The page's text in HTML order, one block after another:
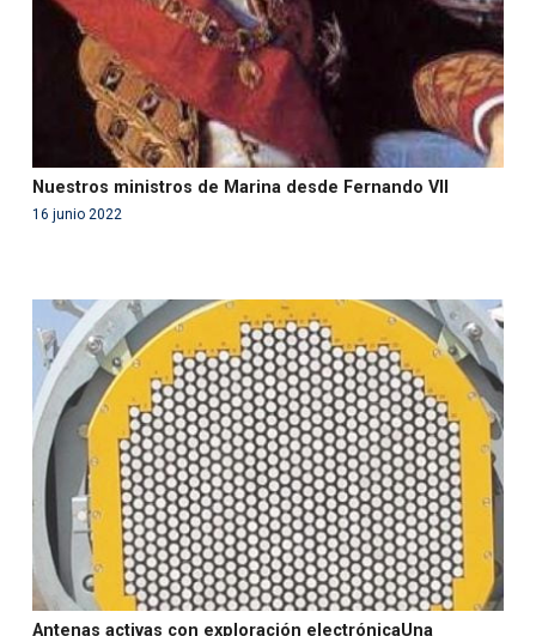
Nuestros ministros de Marina desde Fernando VII
16 junio 2022
Warning: Use of undefined constant php - assumed
'php' (this will throw an Error in a future version of PHP)
in /var/www/acami.es/wp-
content/themes/fundcami/page-publicaciones.php
on line99
Antenas activas con exploración electrónicaUna